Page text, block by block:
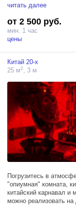
домик фей
подвесное кресло-
стены с
музыкальный автомат,
позволят сделать
читать далее
от 2 500 руб.
мин. 1 час
цены
Китай 20-х
25 м2 , 3 м
Погрузитесь в
"опиумная" комната,
китайский карнавал и
можно реализовать